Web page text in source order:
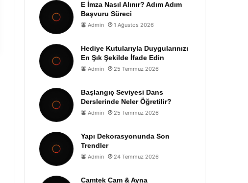
E İmza Nasıl Alınır? Adım Adım
Başvuru Süreci
Admin 1 Ağustos 2026
Hediye Kutularıyla Duygularınızı
En Şık Şekilde İfade Edin
Admin 25 Temmuz 2026
Başlangıç Seviyesi Dans
Derslerinde Neler Öğretilir?
Admin 25 Temmuz 2026
Yapı Dekorasyonunda Son
Trendler
Admin 24 Temmuz 2026
Camtek Cam & Ayna